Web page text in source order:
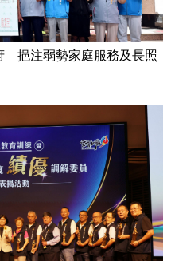
挹注弱勢家庭服務及長照